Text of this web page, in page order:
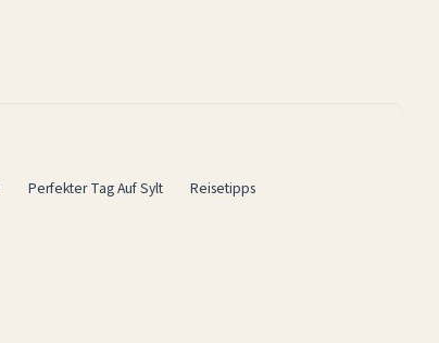
Perfekter Tag Auf Sylt
Reisetipps